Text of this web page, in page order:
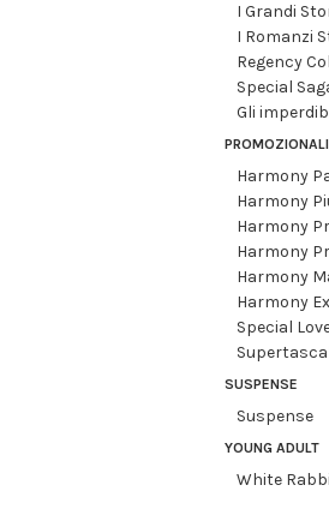
I Grandi
I Romanzi
Regency
Special
Gli
PROMOZIONALI
Harmony
Harmony
Harmony
Harmony
Harmony
Harmony
Special
SUSPENSE
Suspense
YOUNG ADULT
White